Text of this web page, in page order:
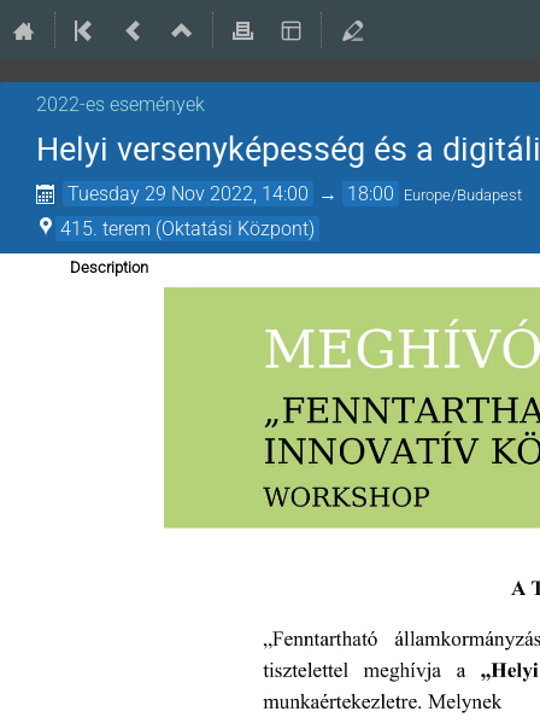
2022-es események
Helyi versenyképesség és a
Tuesday 29 Nov 2022, 14:00 → 18:00 Europe/Budapest
415. terem (Oktatási Központ)
Description